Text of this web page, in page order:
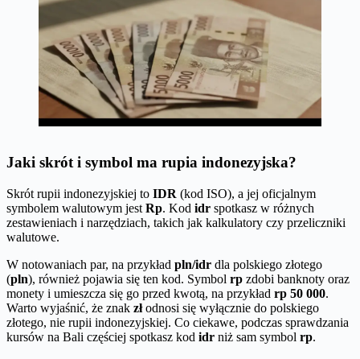
Jaki skrót i symbol ma rupia indonezyjska?
Skrót rupii indonezyjskiej to IDR (kod ISO), a jej oficjalnym
symbolem walutowym jest Rp. Kod idr spotkasz w różnych
zestawieniach i narzędziach, takich jak kalkulatory czy przeliczniki
walutowe.
W notowaniach par, na przykład pln/idr dla polskiego złotego
(pln), również pojawia się ten kod. Symbol rp zdobi banknoty oraz
monety i umieszcza się go przed kwotą, na przykład rp 50 000.
Warto wyjaśnić, że znak złodnosi się wyłącznie do polskiego
złotego, nie rupii indonezyjskiej. Co ciekawe, podczas sprawdzania
kursów na Bali częściej spotkasz kod idr niż sam symbol rp.